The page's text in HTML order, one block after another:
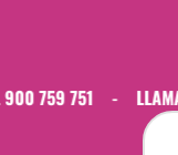
751 - LLAMA